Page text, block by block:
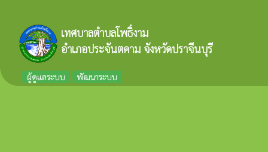
เทศบาลตำบลโพธิ์งาม
อำเภอประจันตคาม จังหวัดปราจีนบุรี
ผู้ดูแลระบบ พัฒนาระบบ